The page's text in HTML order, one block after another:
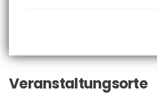
Veranstaltungsorte